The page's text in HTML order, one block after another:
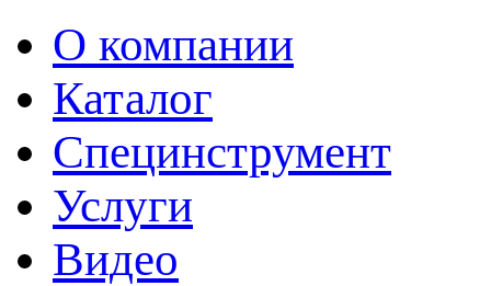
О компании
Каталог
Специнструмент
Услуги
Видео